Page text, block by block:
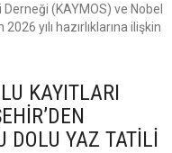
(KAYMOS) ve Nobel
yılı hazırlıklarına ilişkin
KAYITLARI
DOLU YAZ TATİLİ